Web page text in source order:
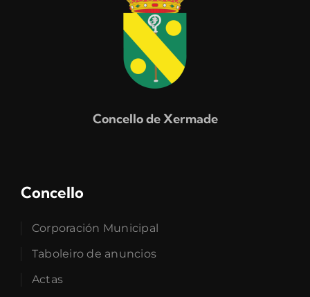
Concello de Xermade
Concello
Corporación Municipal
Taboleiro de anuncios
Actas